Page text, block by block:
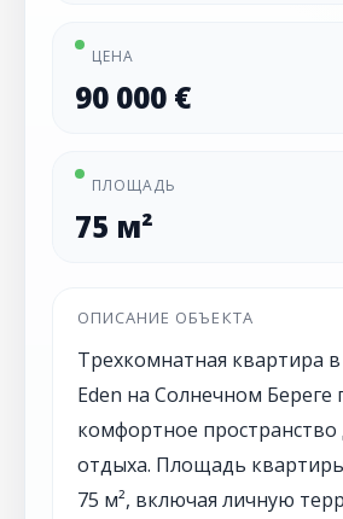
ЦЕНА
90 000 €
ПЛОЩАДЬ
75 м²
ОПИСАНИЕ ОБЪЕКТА
Трехкомнатная квартира
Eden на Солнечном Береге
комфортное пространство
отдыха. Площадь квартиры
75 м², включая личную